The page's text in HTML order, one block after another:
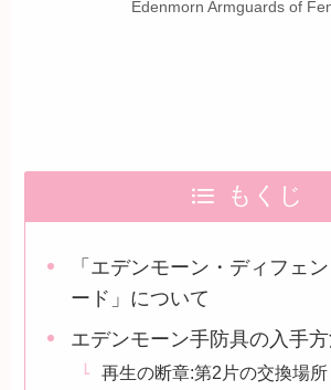
Edenmorn Armguards of
もくじ
「エデンモーン・ディフェ
ード」について
エデンモーン手防具の入手
再生の断章:第2片の交換場所